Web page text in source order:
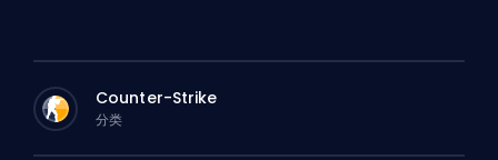
Counter-Strike
分类